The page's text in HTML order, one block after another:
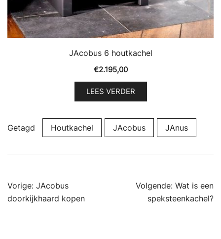
JAcobus 6 houtkachel
€2.195,00
LEES VERDER
Getagd Houtkachel JAcobus JAnus
Bericht
navigatie
Vorige: JAcobus
doorkijkhaard kopen
Volgende: Wat is een
speksteenkachel?